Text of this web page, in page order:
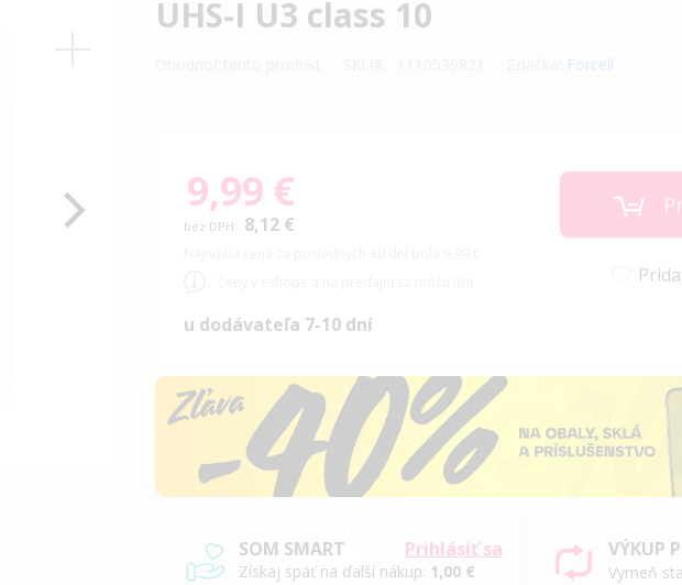
UHS-I U3 class 10
Forcell
9,99 €
8,12 €
u dodávateľa 7-10 dní
Prihlásiť sa
SOM SMART
Získaj späť na ďalší nákup: 1,00 €
VÝKUP
Vymeň